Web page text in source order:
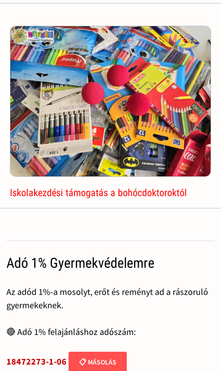
Iskolakezdési támogatás a bohócdoktoroktól
Adó 1% Gyermekvédelemre
Az adód 1%-a mosolyt, erőt és reményt ad a rászoruló
gyermekeknek.
🔴 Adó 1% felajánláshoz adószám:
18472273-1-06 📋 MÁSOLÁS